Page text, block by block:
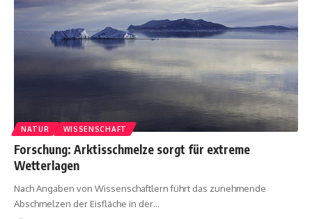
NATUR WISSENSCHAFT
Forschung: Arktisschmelze sorgt für extreme
Wetterlagen
Nach Angaben von Wissenschaftlern führt das zunehmende
Abschmelzen der Eisfläche in der…